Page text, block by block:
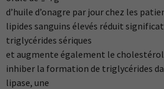
d’huile d’onagre par jour chez les
lipides sanguins élevés réduit
triglycérides sériques
et augmente également le cholestérol
inhiber la formation de triglycérides
lipase, une